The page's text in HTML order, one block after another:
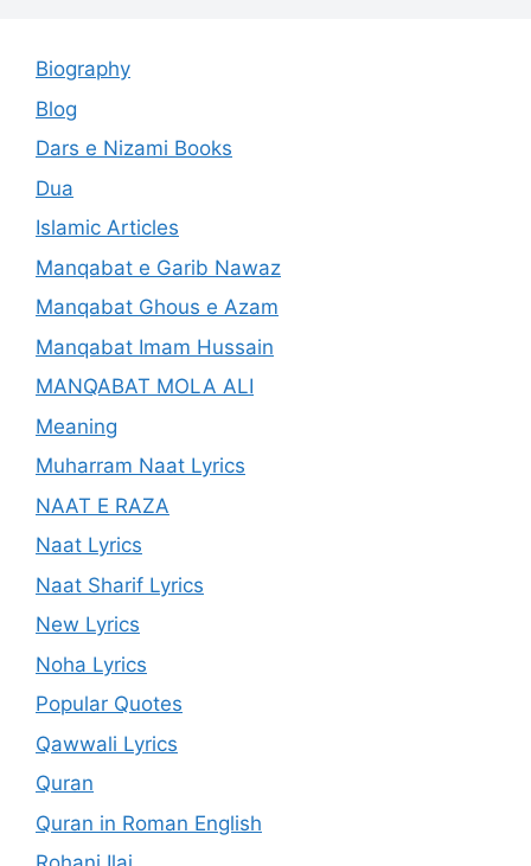
Biography
Blog
Dars e Nizami Books
Dua
Islamic Articles
Manqabat e Garib Nawaz
Manqabat Ghous e Azam
Manqabat Imam Hussain
MANQABAT MOLA ALI
Meaning
Muharram Naat Lyrics
NAAT E RAZA
Naat Lyrics
Naat Sharif Lyrics
New Lyrics
Noha Lyrics
Popular Quotes
Qawwali Lyrics
Quran
Quran in Roman English